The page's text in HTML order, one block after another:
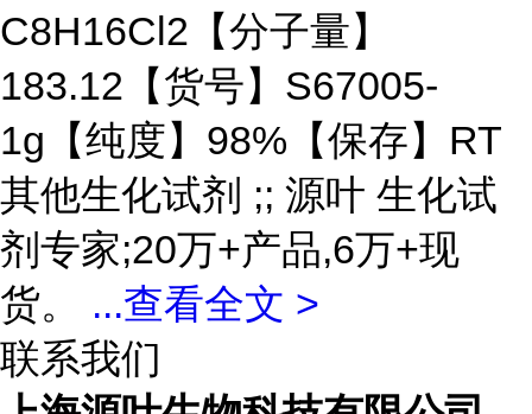
C8H16Cl2【分子量】
183.12【货号】S67005-
1g【纯度】98%【保存】RT
其他生化试剂 ;; 源叶 生化试
剂专家;20万+产品,6万+现
货。 ...查看全文 >
联系我们